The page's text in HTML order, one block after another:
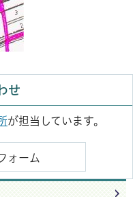
せ
が担当しています。